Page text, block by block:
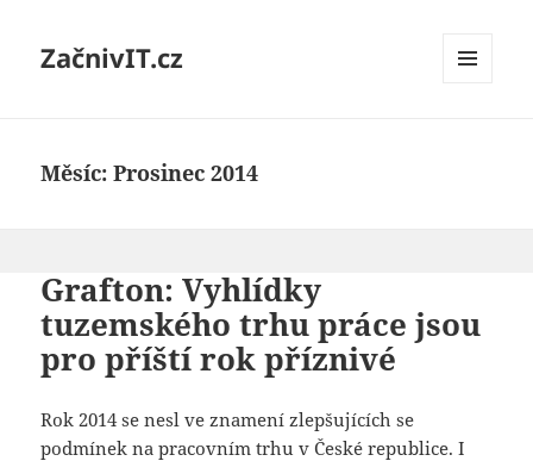
ZačnivIT.cz
Měsíc:Prosinec 2014
Grafton: Vyhlídky
tuzemského trhu práce jsou
pro příští rok příznivé
Rok 2014 se nesl ve znamení zlepšujících se
podmínek na pracovním trhu v České republice. I